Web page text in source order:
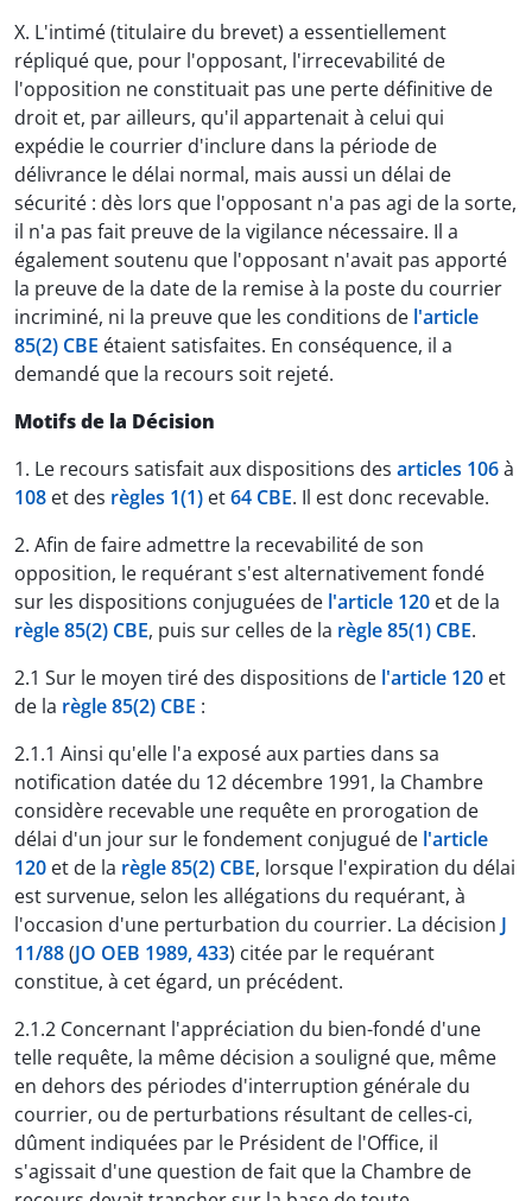
X. L'intimé (titulaire du brevet) a essentiellement
répliqué que, pour l'opposant, l'irrecevabilité de
l'opposition ne constituait pas une perte définitive de
droit et, par ailleurs, qu'il appartenait à celui qui
expédie le courrier d'inclure dans la période de
délivrance le délai normal, mais aussi un délai de
sécurité : dès lors que l'opposant n'a pas agi de la sorte,
il n'a pas fait preuve de la vigilance nécessaire. Il a
également soutenu que l'opposant n'avait pas apporté
la preuve de la date de la remise à la poste du courrier
incriminé, ni la preuve que les conditions de l'article
85(2) CBE étaient satisfaites. En conséquence, il a
demandé que la recours soit rejeté.
Motifs de la Décision
1. Le recours satisfait aux dispositions des articles 106à
108 et des règles 1(1) et64 CBE. Il est donc recevable.
2. Afin de faire admettre la recevabilité de son
opposition, le requérant s'est alternativement fondé
sur les dispositions conjuguées de l'article 120 et de la
règle 85(2) CBE, puis sur celles de la règle 85(1) CBE.
2.1 Sur le moyen tiré des dispositions de l'article 120 et
de la règle 85(2) CBE :
2.1.1 Ainsi qu'elle l'a exposé aux parties dans sa
notification datée du 12 décembre 1991, la Chambre
considère recevable une requête en prorogation de
délai d'un jour sur le fondement conjugué de l'article
120 et de la règle 85(2) CBE, lorsque l'expiration du délai
est survenue, selon les allégations du requérant, à
l'occasion d'une perturbation du courrier. La décision J
11/88(JO OEB 1989, 433) citée par le requérant
constitue, à cet égard, un précédent.
2.1.2 Concernant l'appréciation du bien-fondé d'une
telle requête, la même décision a souligné que, même
en dehors des périodes d'interruption générale du
courrier, ou de perturbations résultant de celles-ci,
dûment indiquées par le Président de l'Office, il
s'agissait d'une question de fait que la Chambre de